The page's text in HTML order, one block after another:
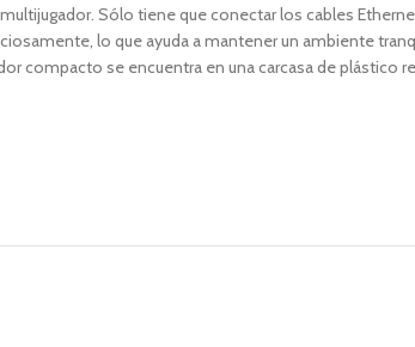
Sólo tiene que conectar los cables
lo que ayuda a mantener un ambiente
compacto se encuentra en una carcasa de plástico